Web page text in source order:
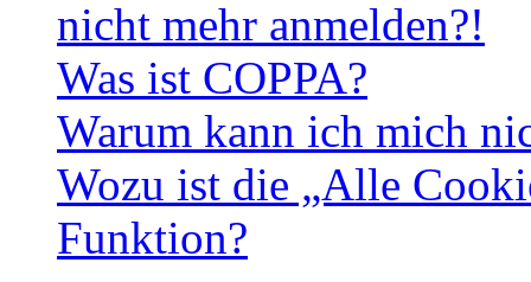
nicht mehr anmelden?!
Was ist COPPA?
Warum kann ich mich
Wozu ist die „Alle
Funktion?